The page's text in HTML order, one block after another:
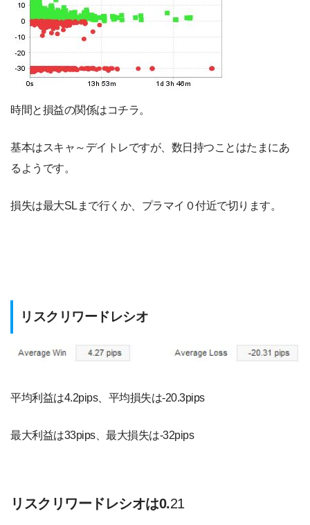
時間と損益の関係はコチラ。
基本はスキャ～デイトレですが、数日持つことはたまにあ
るようです。
損失は最大SLまで行くか、プラマイ０付近で切ります。
リスクリワードレシオ
平均利益は4.2pips、平均損失は-20.3pips
最大利益は33pips、最大損失は-32pips
リスクリワードレシオは0.21